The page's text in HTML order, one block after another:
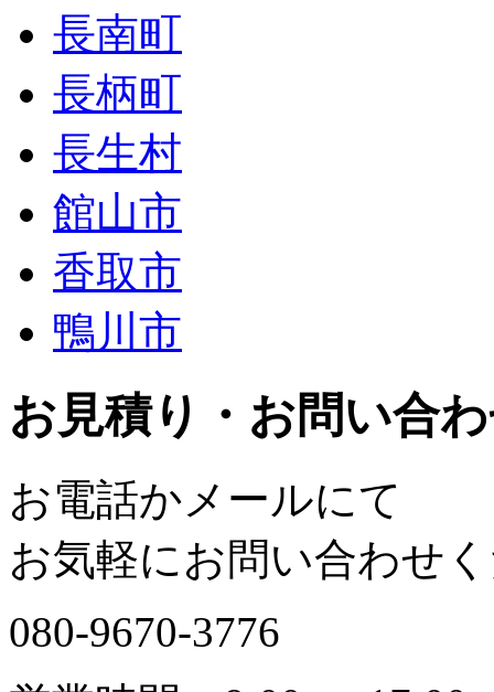
長南町
長柄町
長生村
館山市
香取市
鴨川市
お見積り・お問い合
お電話かメールにて
お気軽にお問い合わせ
080-9670-3776